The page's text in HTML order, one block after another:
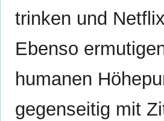
trinken und
Ebenso
humanen
gegenseitig mit